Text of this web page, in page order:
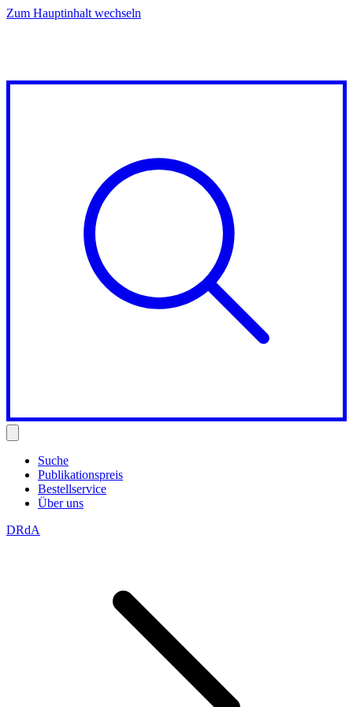
Zum Hauptinhalt wechseln
Suche
Publikationspreis
Bestellservice
Über uns
DRdA